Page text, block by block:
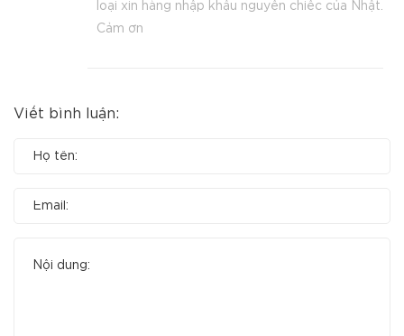
loại xin hàng nhập khẩu nguyên chiếc của Nhật.
Cảm ơn
Viết bình luận: